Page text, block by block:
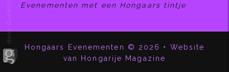
Evenementen met een Hongaars tintje
Hongaars Evenementen © 2026 • Website
van Hongarije Magazine
door Ginolica.